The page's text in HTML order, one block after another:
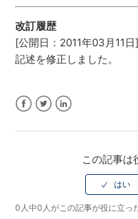
改訂履歴
[公開日：2011年03月11
記述を修正しました。
この記事は
0人中0人がこの記事が役に立っ